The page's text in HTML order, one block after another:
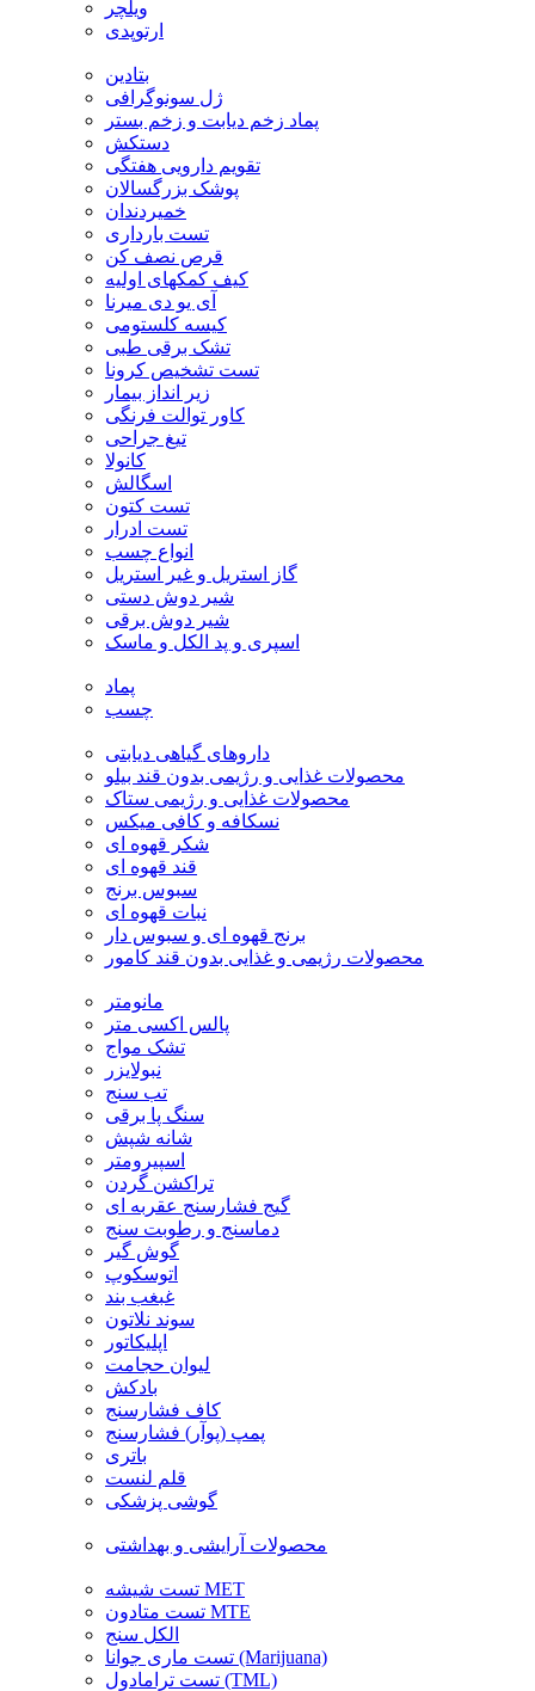
ویلچر
ارتوپدی
بتادین
ژل سونوگرافی
پماد زخم دیابت و زخم بستر
دستکش
تقویم دارویی هفتگی
پوشک بزرگسالان
خمیردندان
تست بارداری
قرص نصف کن
کیف کمکهای اولیه
آی یو دی میرنا
کیسه کلستومی
تشک برقی طبی
تست تشخیص کرونا
زیر انداز بیمار
کاور توالت فرنگی
تیغ جراحی
کانولا
اسگالش
تست کتون
تست ادرار
انواع چسب
گاز استریل و غیر استریل
شیر دوش دستی
شیر دوش برقی
اسپری و پد الکل و ماسک
پماد
چسب
داروهای گیاهی دیابتی
محصولات غذایی و رژیمی بدون قند بیلو
محصولات غذایی و رژیمی ستاک
نسکافه و کافی میکس
شکر قهوه ای
قند قهوه ای
سبوس برنج
نبات قهوه ای
برنج قهوه ای و سبوس دار
محصولات رژیمی و غذایی بدون قند کامور
مانومتر
پالس اکسی متر
تشک مواج
نبولایزر
تب سنج
سنگ پا برقی
شانه شپش
اسپیرومتر
تراکشن گردن
گیج فشارسنج عقربه ای
دماسنج و رطوبت سنج
گوش گیر
اتوسکوپ
غبغب بند
سوند نلاتون
اپلیکاتور
لیوان حجامت
بادکش
کاف فشارسنج
پمپ (پوآر) فشارسنج
باتری
قلم لنست
گوشی پزشکی
محصولات آرایشی و بهداشتی
تست شیشه MET
تست متادون MTE
الکل سنج
تست ماری جوانا (Marijuana)
تست ترامادول (TML)